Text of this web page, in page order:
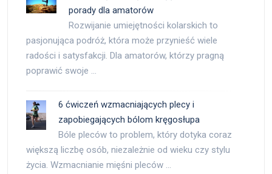
porady dla amatorów
Rozwijanie umiejętności kolarskich to
pasjonująca podróż, która może przynieść wiele
radości i satysfakcji. Dla amatorów, którzy pragną
poprawić swoje …
6 ćwiczeń wzmacniających plecy i
zapobiegających bólom kręgosłupa
Bóle pleców to problem, który dotyka coraz
większą liczbę osób, niezależnie od wieku czy stylu
życia. Wzmacnianie mięśni pleców …